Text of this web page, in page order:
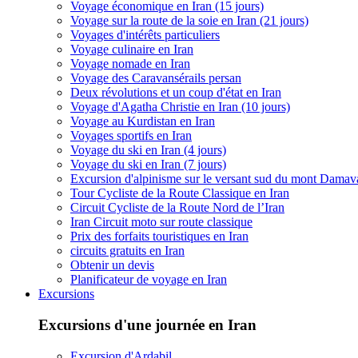
Voyage économique en Iran (15 jours)
Voyage sur la route de la soie en Iran (21 jours)
Voyages d'intérêts particuliers
Voyage culinaire en Iran
Voyage nomade en Iran
Voyage des Caravansérails persan
Deux révolutions et un coup d'état en Iran
Voyage d'Agatha Christie en Iran (10 jours)
Voyage au Kurdistan en Iran
Voyages sportifs en Iran
Voyage du ski en Iran (4 jours)
Voyage du ski en Iran (7 jours)
Excursion d'alpinisme sur le versant sud du mont
Tour Cycliste de la Route Classique en Iran
Circuit Cycliste de la Route Nord de l’Iran
Iran Circuit moto sur route classique
Prix des forfaits touristiques en Iran
circuits gratuits en Iran
Obtenir un devis
Planificateur de voyage en Iran
Excursions
Excursions d'une journée en Iran